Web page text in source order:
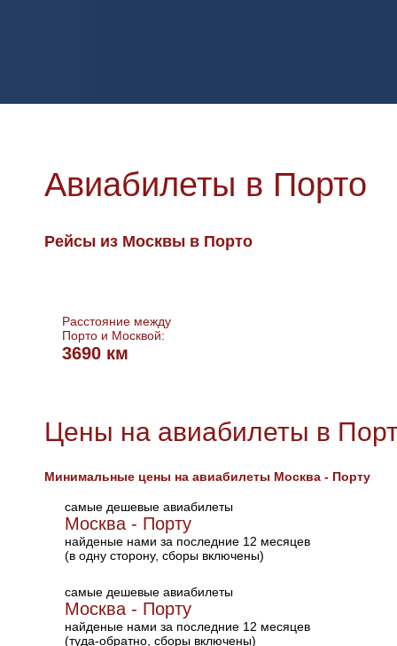
Авиабилеты в Порто
Рейсы из Москвы в Порто
Расстояние между
Порто и Москвой:
3690 км
Цены на авиабилеты в
Минимальные цены на авиабилеты Москва - Порту
самые дешевые авиабилеты
Москва - Порту
найденые нами за последние 12 месяцев
(в одну сторону, сборы включены)
самые дешевые авиабилеты
Москва - Порту
найденые нами за последние 12 месяцев
(туда-обратно, сборы включены)